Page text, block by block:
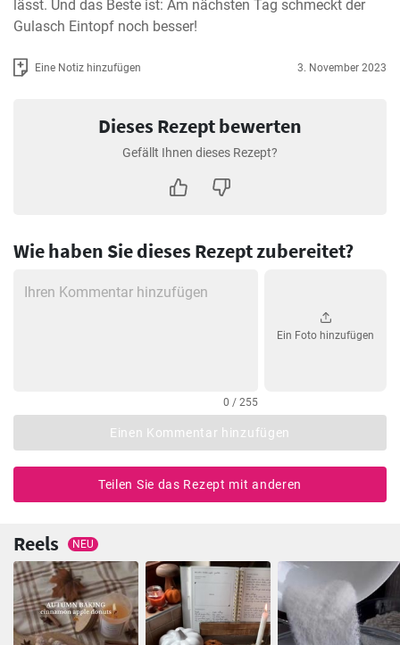
lässt. Und das Beste ist: Am nächsten Tag schmeckt der
Gulasch Eintopf noch besser!
Eine Notiz hinzufügen 3. November 2023
Dieses Rezept bewerten
Gefällt Ihnen dieses Rezept?
Wie haben Sie dieses Rezept zubereitet?
0 / 255
Ein Foto hinzufügen
Einen Kommentar hinzufügen
Teilen Sie das Rezept mit anderen
Reels NEU